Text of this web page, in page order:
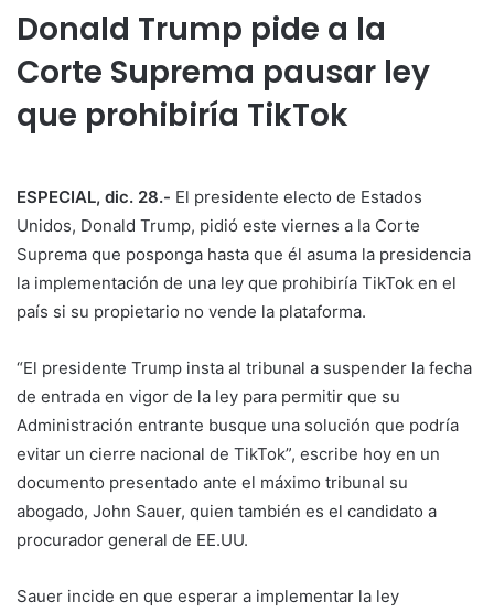
Donald Trump pide a la
Corte Suprema pausar ley
que prohibiría TikTok
ESPECIAL, dic. 28.- El presidente electo de Estados
Unidos, Donald Trump, pidió este viernes a la Corte
Suprema que posponga hasta que él asuma la presidencia
la implementación de una ley que prohibiría TikTok en el
país si su propietario no vende la plataforma.
“El presidente Trump insta al tribunal a suspender la fecha
de entrada en vigor de la ley para permitir que su
Administración entrante busque una solución que podría
evitar un cierre nacional de TikTok”, escribe hoy en un
documento presentado ante el máximo tribunal su
abogado, John Sauer, quien también es el candidato a
procurador general de EE.UU.
Sauer incide en que esperar a implementar la ley